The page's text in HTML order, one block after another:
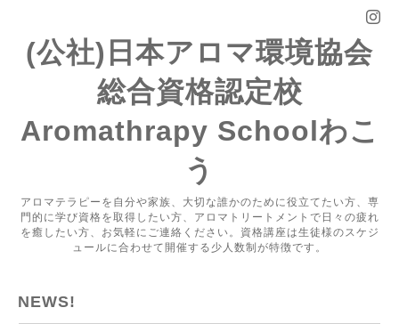
(公社)日本アロマ環境協会
総合資格認定校
Aromathrapy Schoolわこ
う
アロマテラピーを自分や家族、大切な誰かのために役立てたい方、専
門的に学び資格を取得したい方、アロマトリートメントで日々の疲れ
を癒したい方、お気軽にご連絡ください。資格講座は生徒様のスケジ
ュールに合わせて開催する少人数制が特徴です。
NEWS!